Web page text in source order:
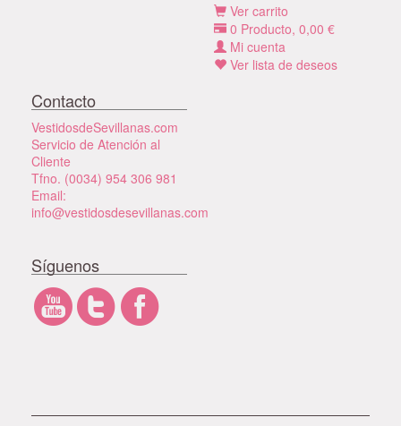
Ver carrito
0 Producto, 0,00 €
Mi cuenta
Ver lista de deseos
Contacto
VestidosdeSevillanas.com
Servicio de Atención al
Cliente
Tfno. (0034) 954 306 981
Email:
info@vestidosdesevillanas.com
Síguenos